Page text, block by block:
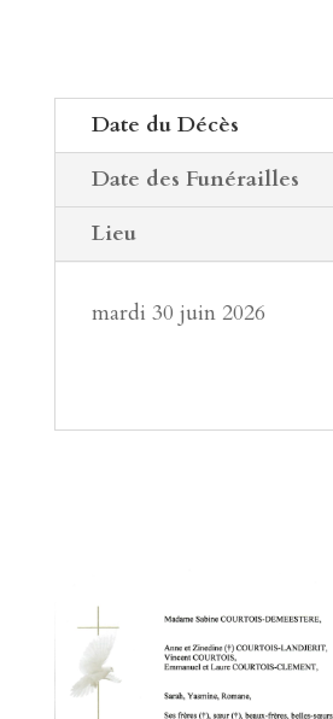
Date du Décès
Date des Funérailles
Lieu
mardi 30 juin 2026